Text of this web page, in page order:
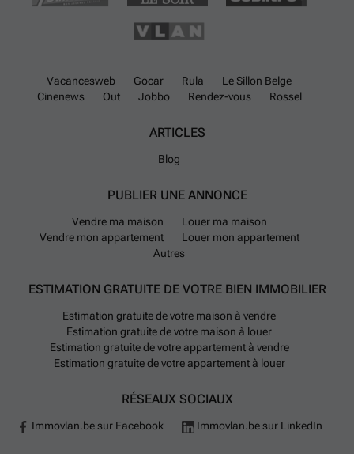
Vacancesweb Gocar Rula
Le Sillon Belge
Cinenews
Out Jobbo Rendez-vous Rossel
ARTICLES
Blog
PUBLIER UNE ANNONCE
Vendre ma maison
Louer ma maison
Vendre mon appartement
Louer mon appartement
Autres
ESTIMATION GRATUITE DE VOTRE BIEN IMMOBILIER
Estimation gratuite de votre maison à vendre
Estimation gratuite de votre maison à louer
Estimation gratuite de votre appartement à vendre
Estimation gratuite de votre appartement à louer
RÉSEAUX SOCIAUX
Immovlan.be sur Facebook Immovlan.be sur LinkedIn